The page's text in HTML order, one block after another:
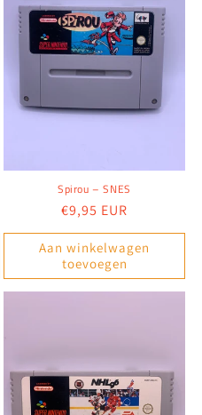
Spirou – SNES
Normale
prijs
€9,95 EUR
Aan winkelwagen
toevoegen